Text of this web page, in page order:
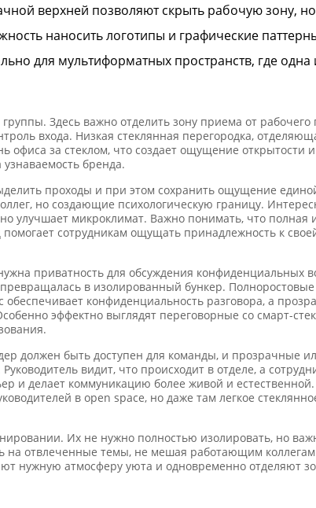
верхней позволяют скрыть рабочую зону,
наносить логотипы и графические
для мультиформатных пространств, где
Здесь важно отделить зону приема от рабочего
входа. Низкая стеклянная перегородка,
офиса за стеклом, что создает ощущение открытости
бренда.
проходы и при этом сохранить ощущение
но создающие психологическую границу.
улучшает микроклимат. Важно понимать, что полная
сотрудникам ощущать принадлежность к
приватность для обсуждения конфиденциальных
в изолированный бункер.
конфиденциальность разговора, а
эффектно выглядят переговорные со смарт-
должен быть доступен для команды, и прозрачные
видит, что происходит в отделе, а
и делает коммуникацию более живой и
в open space, но даже там легкое
Их не нужно полностью изолировать, но
на отвлеченные темы, не мешая работающим
нужную атмосферу уюта и одновременно отделяют